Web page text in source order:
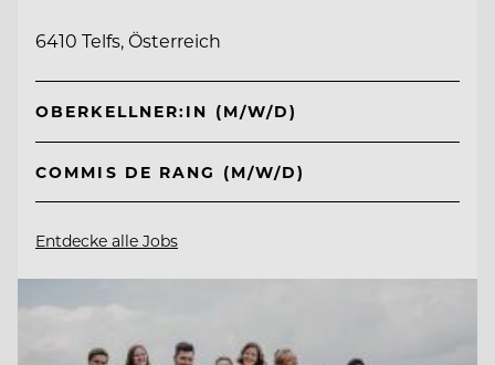
6410 Telfs, Österreich
OBERKELLNER:IN (M/W/D)
COMMIS DE RANG (M/W/D)
Entdecke alle Jobs